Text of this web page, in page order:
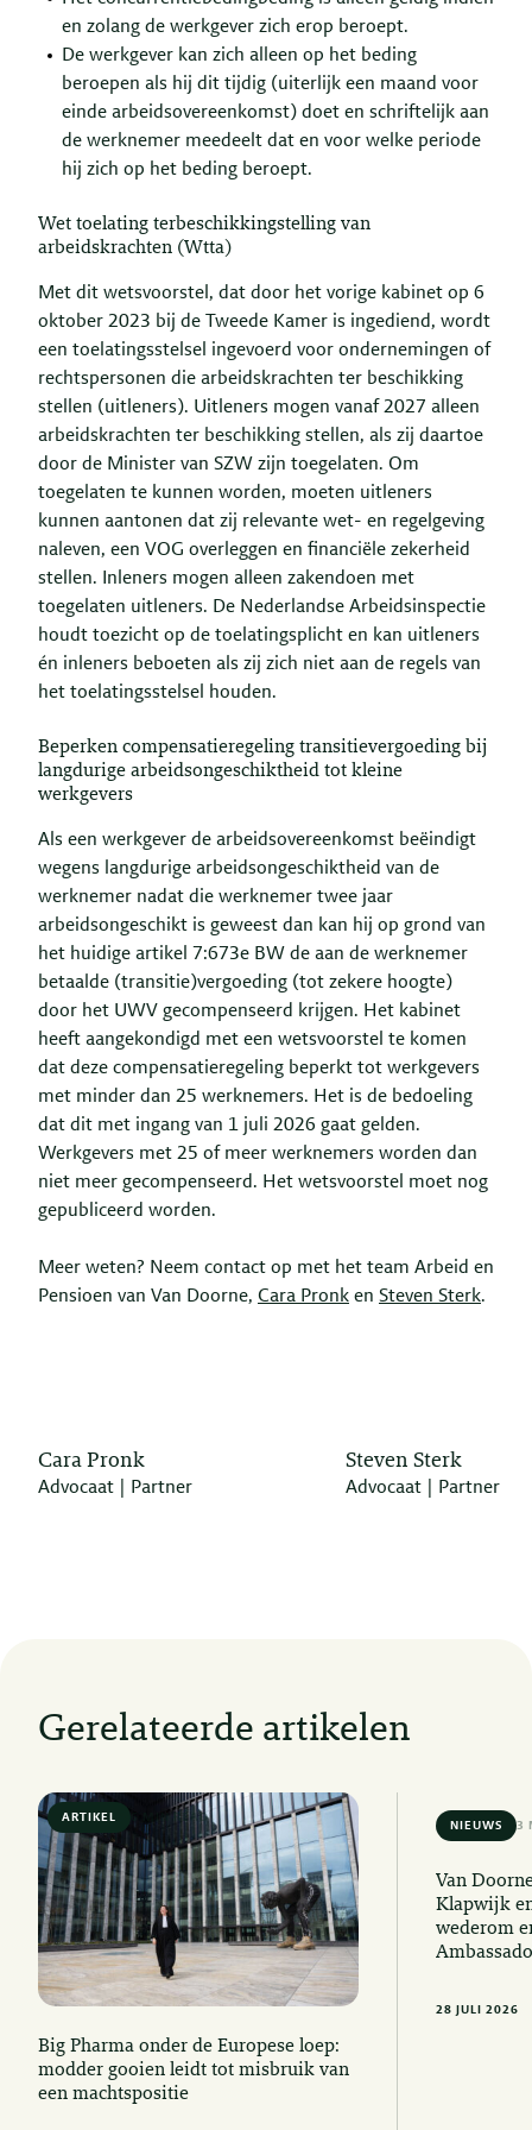
en zolang de werkgever zich erop beroept.
De werkgever kan zich alleen op het beding
beroepen als hij dit tijdig (uiterlijk een maand voor
einde arbeidsovereenkomst) doet en schriftelijk aan
de werknemer meedeelt dat en voor welke periode
hij zich op het beding beroept.
Wet toelating terbeschikkingstelling van
arbeidskrachten (Wtta)
Met dit wetsvoorstel, dat door het vorige kabinet op 6
oktober 2023 bij de Tweede Kamer is ingediend, wordt
een toelatingsstelsel ingevoerd voor ondernemingen of
rechtspersonen die arbeidskrachten ter beschikking
stellen (uitleners). Uitleners mogen vanaf 2027 alleen
arbeidskrachten ter beschikking stellen, als zij daartoe
door de Minister van SZW zijn toegelaten. Om
toegelaten te kunnen worden, moeten uitleners
kunnen aantonen dat zij relevante wet- en regelgeving
naleven, een VOG overleggen en financiële zekerheid
stellen. Inleners mogen alleen zakendoen met
toegelaten uitleners. De Nederlandse Arbeidsinspectie
houdt toezicht op de toelatingsplicht en kan uitleners
én inleners beboeten als zij zich niet aan de regels van
het toelatingsstelsel houden.
Beperken compensatieregeling transitievergoeding bij
langdurige arbeidsongeschiktheid tot kleine
werkgevers
Als een werkgever de arbeidsovereenkomst beëindigt
wegens langdurige arbeidsongeschiktheid van de
werknemer nadat die werknemer twee jaar
arbeidsongeschikt is geweest dan kan hij op grond van
het huidige artikel 7:673e BW de aan de werknemer
betaalde (transitie)vergoeding (tot zekere hoogte)
door het UWV gecompenseerd krijgen. Het kabinet
heeft aangekondigd met een wetsvoorstel te komen
dat deze compensatieregeling beperkt tot werkgevers
met minder dan 25 werknemers. Het is de bedoeling
dat dit met ingang van 1 juli 2026 gaat gelden.
Werkgevers met 25 of meer werknemers worden dan
niet meer gecompenseerd. Het wetsvoorstel moet nog
gepubliceerd worden.
Meer weten? Neem contact op met het team Arbeid en
Pensioen van Van Doorne, Cara Pronk en Steven Sterk.
Cara Pronk
Advocaat | Partner
Steven Sterk
Advocaat | Partner
Gerelateerde artikelen
ARTIKEL 6 MIN READ
Big Pharma onder de Europese loep:
modder gooien leidt tot misbruik van
een machtspositie
NIEUWS 3
Van
Klapwijk
wederom
28 JULI 2026